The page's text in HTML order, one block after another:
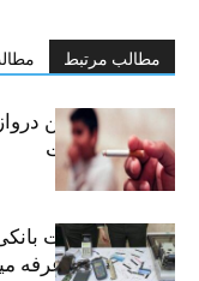
مطالب مرتبط
سیگار، مهمترین
موادمخدر است
تهرانی در یک غرفه